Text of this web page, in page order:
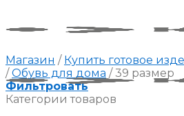
Магазин / Купить готовое
/ Обувь для дома /39 размер
Фильтровать
Категории товаров